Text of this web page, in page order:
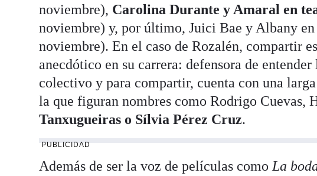
noviembre), Carolina Durante y Amaral en
noviembre) y, por último, Juici Bae y Albany en
noviembre). En el caso de Rozalén, compartir
anecdótico en su carrera: defensora de
colectivo y para compartir, cuenta con una
la que figuran nombres como Rodrigo Cuevas,
Tanxugueiras o Sílvia Pérez Cruz.
PUBLICIDAD
Además de ser la voz de películas comoLa